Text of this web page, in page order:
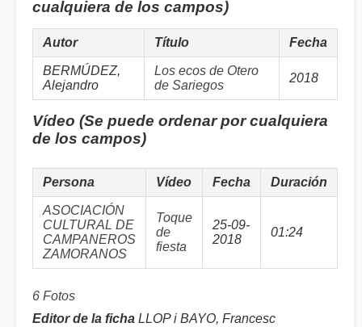
cualquiera de los campos)
Autor Título Fecha
BERMÚDEZ,
Alejandro
Los ecos de Otero
de Sariegos
2018
Vídeo (Se puede ordenar por cualquiera
de los campos)
Persona Vídeo Fecha Duración
ASOCIACIÓN
CULTURAL DE
CAMPANEROS
ZAMORANOS
Toque
de
fiesta
25-09-
2018
01:24
6 Fotos
Editor de la ficha LLOP i BAYO, Francesc